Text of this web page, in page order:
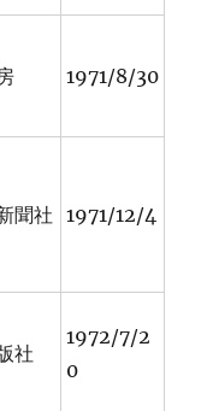
1971/8/30
聞社 1971/12/4
社
1972/7/2
0